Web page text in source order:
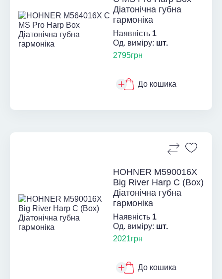
Діатонічна губна
гармоніка
Наявність 1
Од. виміру: шт.
2795грн
До кошика
HOHNER M590016X
Big River Harp C (Box)
Діатонічна губна
гармоніка
Наявність 1
Од. виміру: шт.
2021грн
До кошика